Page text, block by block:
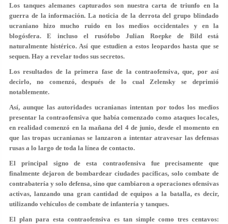
Los tanques alemanes capturados son nuestra carta de triunfo en la
guerra de la información. La noticia de la derrota del grupo blindado
ucraniano hizo mucho ruido en los medios occidentales y en la
blogósfera. E incluso el rusófobo Julian Roepke de Bild está
naturalmente histérico. Así que estudien a estos leopardos hasta que se
sequen. Hay a revelar todos sus secretos.
Los resultados de la primera fase de la contraofensiva, que, por así
decirlo, no comenzó, después de lo cual Zelensky se deprimió
notablemente.
Así, aunque las autoridades ucranianas intentan por todos los medios
presentar la contraofensiva que había comenzado como ataques locales,
en realidad comenzó en la mañana del 4 de junio, desde el momento en
que las tropas ucranianas se lanzaron a intentar atravesar las defensas
rusas a lo largo de toda la línea de contacto.
El principal signo de esta contraofensiva fue precisamente que
finalmente dejaron de bombardear ciudades pacíficas, solo combate de
contrabatería y solo defensa, sino que cambiaron a operaciones ofensivas
activas, lanzando una gran cantidad de equipos a la batalla, es decir,
utilizando vehículos de combate de infantería y tanques.
El plan para esta contraofensiva es tan simple como tres centavos: